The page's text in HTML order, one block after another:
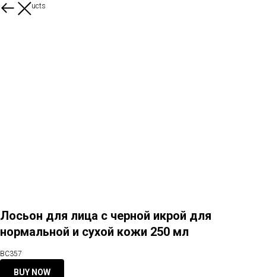
More products
Лосьон для лица с черной икрой для
нормальной и сухой кожи 250 мл
ВС357
BUY NOW